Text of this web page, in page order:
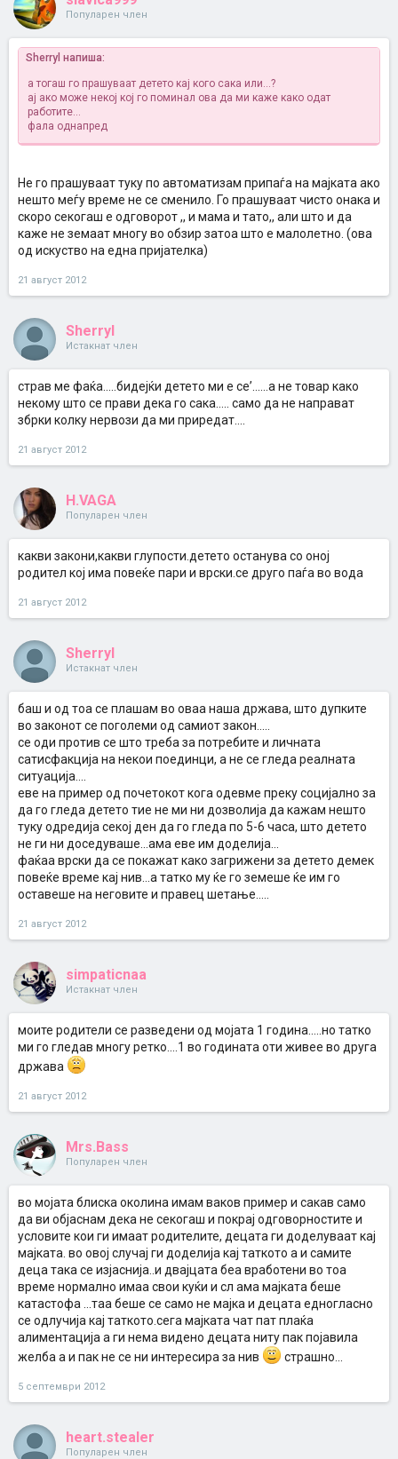
Популарен член
Sherryl напиша:
а тогаш го прашуваат детето кај кого сака или...?
ај ако може некој кој го поминал ова да ми каже како одат
работите...
фала однапред
Не го прашуваат туку по автоматизам припаѓа на мајката ако
нешто меѓу време не се сменило. Го прашуваат чисто онака и
скоро секогаш е одговорот ,, и мама и тато,, али што и да
каже не земаат многу во обзир затоа што е малолетно. (ова
од искуство на една пријателка)
21 август 2012
Sherryl
Истакнат член
страв ме фаќа.....бидејќи детето ми е се’......а не товар како
некому што се прави дека го сака..... само да не направат
збрки колку нервози да ми приредат....
21 август 2012
H.VAGA
Популарен член
какви закони,какви глупости.детето останува со оној
родител кој има повеќе пари и врски.се друго паѓа во вода
21 август 2012
Sherryl
Истакнат член
баш и од тоа се плашам во оваа наша држава, што дупките
во законот се поголеми од самиот закон.....
се оди против се што треба за потребите и личната
сатисфакција на некои поединци, а не се гледа реалната
ситуација....
еве на пример од почетокот кога одевме преку социјално за
да го гледа детето тие не ми ни дозволија да кажам нешто
туку одредија секој ден да го гледа по 5-6 часа, што детето
не ги ни доседуваше...ама еве им доделија...
фаќаа врски да се покажат како загрижени за детето демек
повеќе време кај нив...а татко му ќе го земеше ќе им го
оставеше на неговите и правец шетање.....
21 август 2012
simpaticnaa
Истакнат член
моите родители се разведени од мојата 1 година.....но татко
ми го гледав многу ретко....1 во годината оти живее во друга
држава
21 август 2012
Mrs.Bass
Популарен член
во мојата блиска околина имам ваков пример и сакав само
да ви објаснам дека не секогаш и покрај одговорностите и
условите кои ги имаат родителите, децата ги доделуваат кај
мајката. во овој случај ги доделија кај таткото а и самите
деца така се изјаснија..и двајцата беа вработени во тоа
време нормално имаа свои куќи и сл ама мајката беше
катастофа ...таа беше се само не мајка и децата едногласно
се одлучија кај таткото.сега мајката чат пат плаќа
алиментација а ги нема видено децата ниту пак појавила
желба а и пак не се ни интересира за нив
страшно...
5 септември 2012
heart.stealer
Популарен член